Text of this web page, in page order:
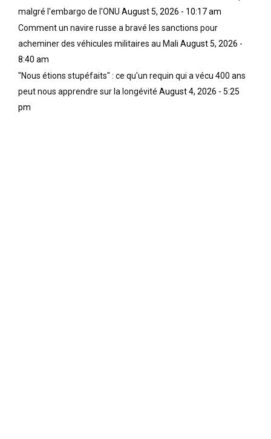
malgré l'embargo de l'ONU August 5, 2026 - 10:17 am
Comment un navire russe a bravé les sanctions pour
acheminer des véhicules militaires au Mali August 5, 2026 -
8:40 am
"Nous étions stupéfaits" : ce qu'un requin qui a vécu 400 ans
peut nous apprendre sur la longévité August 4, 2026 - 5:25
pm